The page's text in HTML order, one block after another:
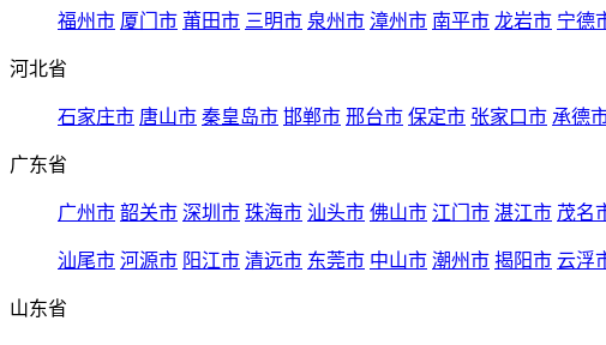
福州市 厦门市 莆田市 三明市 泉州市 漳州市 南平市 龙岩市 宁德
河北省
石家庄市 唐山市 秦皇岛市 邯郸市 邢台市 保定市 张家口市 承德
广东省
广州市 韶关市 深圳市 珠海市 汕头市 佛山市 江门市 湛江市 茂名
汕尾市 河源市 阳江市 清远市 东莞市 中山市 潮州市 揭阳市 云浮
山东省